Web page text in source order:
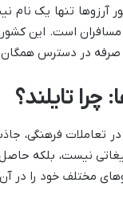
تنها یک نام
است. این
صرفه در دسترس همگان
تایلند؟
تعاملات فرهنگی،
نیست، بلکه
مختلف خود را در